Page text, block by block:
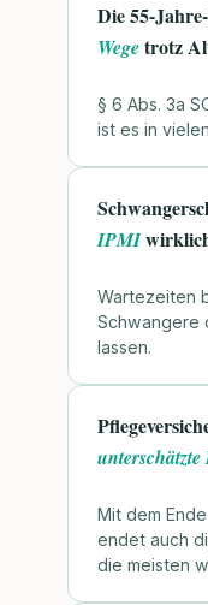
Die 55-
Wegetrotz
§ 6 Abs. 3a
ist es in
IPMI
Wartezeiten
Schwangere
lassen.
unterschätzte
Mit dem
endet auch
die meisten